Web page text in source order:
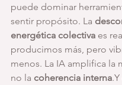
puede dominar
sentir propósito. La
energética colectiva es
producimos más, pero
menos. La IA amplifica la
no la coherencia interna